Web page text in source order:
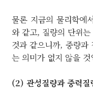
물론 지금의 물리학에
와 같고, 질량의 단위
것과 같으니까, 중량과
는 의미가 없지 않을 것
(2) 관성질량과 중력질